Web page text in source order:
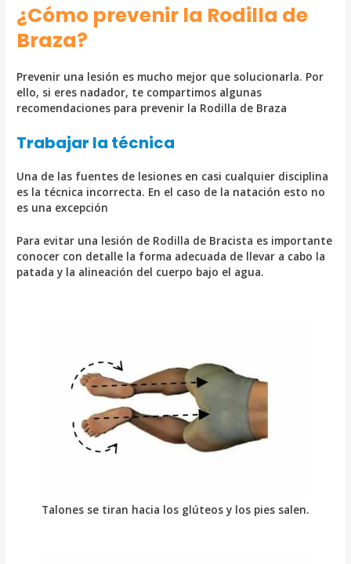
¿Cómo prevenir la Rodilla de
Braza?
Prevenir una lesión es mucho mejor que solucionarla. Por
ello, si eres nadador, te compartimos algunas
recomendaciones para prevenir la Rodilla de Braza
Trabajar la técnica
Una de las fuentes de lesiones en casi cualquier disciplina
es la técnica incorrecta. En el caso de la natación esto no
es una excepción
Para evitar una lesión de Rodilla de Bracista es importante
conocer con detalle la forma adecuada de llevar a cabo la
patada y la alineación del cuerpo bajo el agua.
Talones se tiran hacia los glúteos y los pies salen.